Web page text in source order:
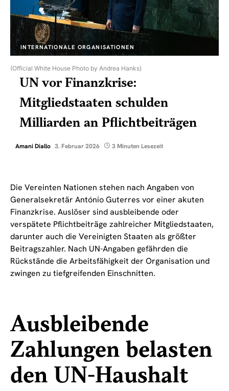
(Official White House Photo by Andrea Hanks)
INTERNATIONALE ORGANISATIONEN
UN vor Finanzkrise:
Mitgliedstaaten schulden
Milliarden an Pflichtbeiträgen
Amani Diallo 3. Februar 2026 3 Minuten Lesezeit
Die Vereinten Nationen stehen nach Angaben von
Generalsekretär António Guterres vor einer akuten
Finanzkrise. Auslöser sind ausbleibende oder
verspätete Pflichtbeiträge zahlreicher Mitgliedstaaten,
darunter auch die Vereinigten Staaten als größter
Beitragszahler. Nach UN-Angaben gefährden die
Rückstände die Arbeitsfähigkeit der Organisation und
zwingen zu tiefgreifenden Einschnitten.
Ausbleibende
Zahlungen belasten
den UN-Haushalt